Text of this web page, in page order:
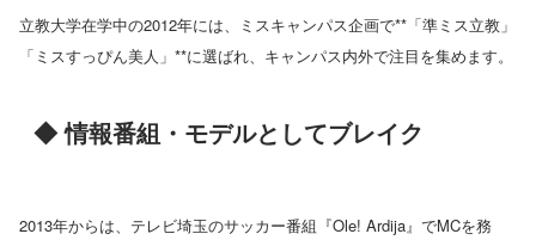
立教大学在学中の2012年には、ミスキャンパス企画で**「準ミス立教」
「ミスすっぴん美人」**に選ばれ、キャンパス内外で注目を集めます。
◆ 情報番組・モデルとしてブレイク
2013年からは、テレビ埼玉のサッカー番組『Ole! Ardija』でMCを務